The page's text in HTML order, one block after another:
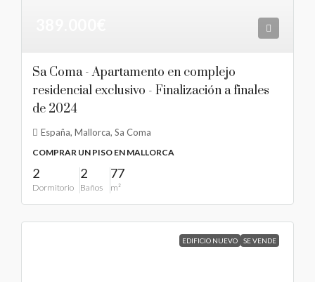
Sa Coma - Apartamento en complejo
residencial exclusivo - Finalización a finales
de 2024
España, Mallorca, Sa Coma
COMPRAR UN PISO EN MALLORCA
2
Dormitorio
2
Baños
77
m²
EDIFICIO NUEVO SE VENDE